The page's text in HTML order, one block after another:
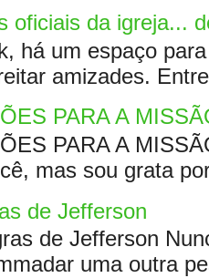
oficiais da igreja...
há um espaço
amizades.
PARA A
PARA A
mas sou grata
de Jefferson
de Jefferson
uma outra